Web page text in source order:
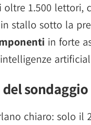
oltre 1.500 lettori,
stallo sotto la
in forte
sondaggio
chiaro: solo il